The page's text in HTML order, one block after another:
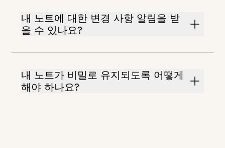
내 노트에 대한 변경 사항 알림을 받
을 수 있나요?
내 노트가 비밀로 유지되도록 어떻게
해야 하나요?